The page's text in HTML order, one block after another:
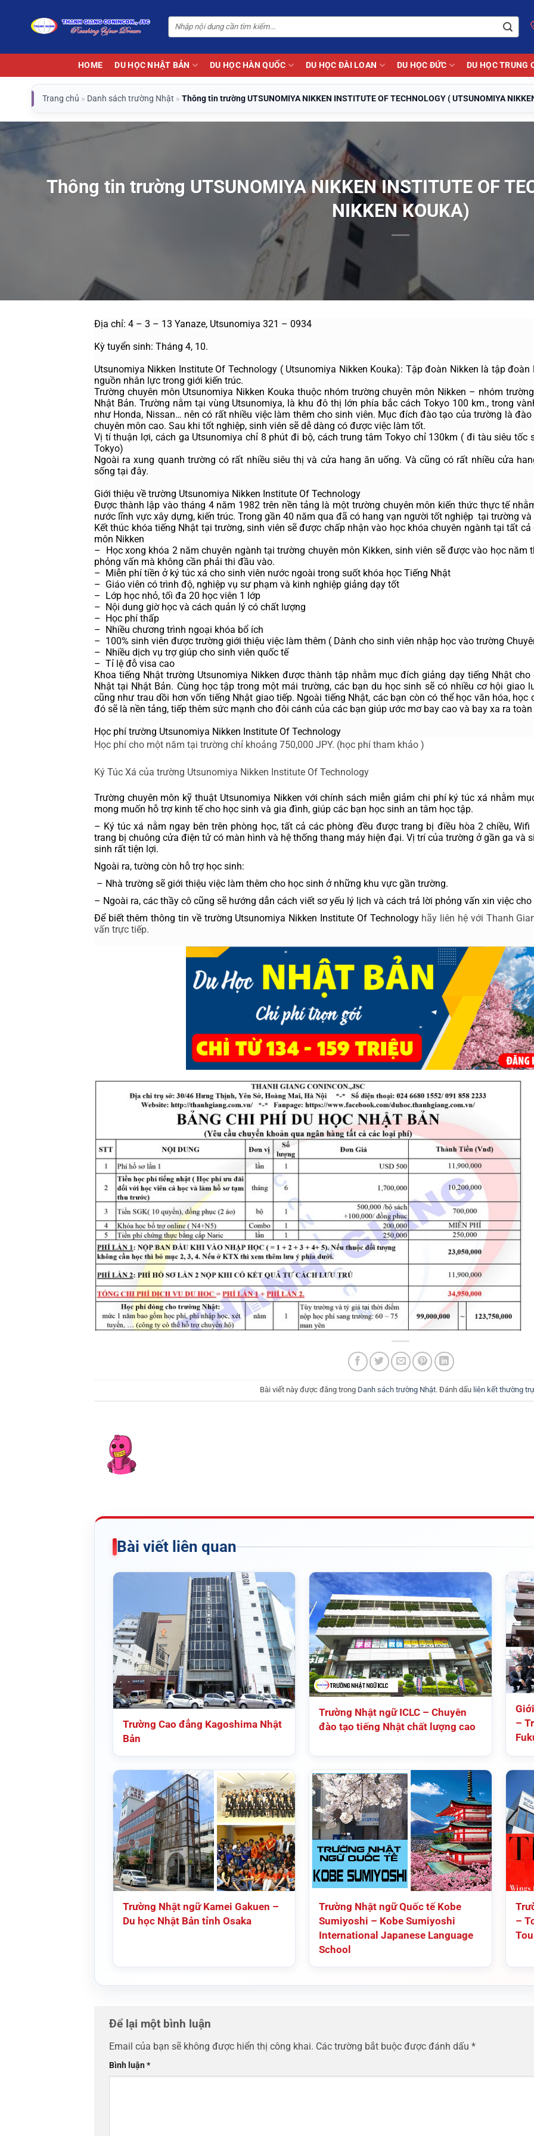
dung
HOME DU HỌC NHẬT BẢN DU HỌC HÀN QUỐC DU HỌC ĐÀI LOAN DU HỌC ĐỨC DU HỌC TRUNG
Trang chủ » Danh sách trường Nhật » Thông tin trường UTSUNOMIYA NIKKEN INSTITUTE OF TECHNOLOGY ( UTSUNOMIYA
Thông tin trường UTSUNOMIYA NIKKEN INSTITUTE OF
NIKKEN KOUKA)
Địa chỉ: 4 – 3 – 13 Yanaze, Utsunomiya 321 – 0934
Kỳ tuyển sinh: Tháng 4, 10.
Utsunomiya Nikken Institute Of Technology ( Utsunomiya Nikken Kouka): Tập đoàn Nikken là tập
nguồn nhân lực trong giới kiến trúc.
Trường chuyên môn Utsunomiya Nikken Kouka thuộc nhóm trường chuyên môn Nikken – nhóm
Nhật Bản. Trường nằm tại vùng Utsunomiya, là khu đô thị lớn phía bắc cách Tokyo 100 km., trong
như Honda, Nissan… nên có rất nhiều việc làm thêm cho sinh viên. Mục đích đào tạo của trường là
chuyên môn cao. Sau khi tốt nghiệp, sinh viên sẽ dễ dàng có được việc làm tốt.
Vị tí thuận lợi, cách ga Utsunomiya chỉ 8 phút đi bộ, cách trung tâm Tokyo chỉ 130km ( đi tàu siêu tốc
Tokyo)
Ngoài ra xung quanh trường có rất nhiều siêu thị và cửa hang ăn uống. Và cũng có rất nhiều cửa
sống tại đây.
Giới thiệu về trường Utsunomiya Nikken Institute Of Technology
Được thành lập vào tháng 4 năm 1982 trên nền tảng là một trường chuyên môn kiến thức thực tế
nước lĩnh vực xây dựng, kiến trúc. Trong gần 40 năm qua đã có hang vạn người tốt nghiệp  tại trường
Kết thúc khóa tiếng Nhật tại trường, sinh viên sẽ được chấp nhận vào học khóa chuyên ngành tại tất
môn Nikken
–  Học xong khóa 2 năm chuyên ngành tại trường chuyên môn Kikken, sinh viên sẽ được vào học
phỏng vấn mà không cần phải thi đầu vào.
–  Miễn phí tiền ở ký túc xá cho sinh viên nước ngoài trong suốt khóa học Tiếng Nhật
–  Giáo viên có trình độ, nghiệp vụ sư phạm và kinh nghiệp giảng dạy tốt
–  Lớp học nhỏ, tối đa 20 học viên 1 lớp
–  Nội dung giờ học và cách quản lý có chất lượng
–  Học phí thấp
–  Nhiều chương trình ngoại khóa bổ ích
–  100% sinh viên được trường giới thiệu việc làm thêm ( Dành cho sinh viên nhập học vào trường
–  Nhiều dịch vụ trợ giúp cho sinh viên quốc tế
–  Tỉ lệ đỗ visa cao
Khoa tiếng Nhật trường Utsunomiya Nikken được thành tập nhằm mục đích giảng dạy tiếng Nhật
Nhật tại Nhật Bản. Cùng học tập trong một mái trường, các bạn du học sinh sẽ có nhiều cơ hội giao
cũng như trau dồi hơn vốn tiếng Nhật giao tiếp. Ngoài tiếng Nhật, các bạn còn có thể học văn hóa,
đó sẽ là nền tảng, tiếp thêm sức mạnh cho đôi cánh của các bạn giúp ước mơ bay cao và bay xa ra toàn
Học phí trường Utsunomiya Nikken Institute Of Technology
Học phí cho một năm tại trường chỉ khoảng 750,000 JPY. (học phí tham khảo )
Ký Túc Xá của trường Utsunomiya Nikken Institute Of Technology
Trường chuyên môn kỹ thuật Utsunomiya Nikken với chính sách miễn giảm chi phí ký túc xá nhằm
mong muốn hỗ trợ kinh tế cho học sinh và gia đình, giúp các bạn học sinh an tâm học tập.
– Ký túc xá nằm ngay bên trên phòng học, tất cả các phòng đều được trang bị điều hòa 2 chiều, Wifi
trang bị chuông cửa điện tử có màn hình và hệ thống thang máy hiện đại. Vị trí của trường ở gần ga và
sinh rất tiện lợi.
Ngoài ra, tường còn hỗ trợ học sinh:
– Nhà trường sẽ giới thiệu việc làm thêm cho học sinh ở những khu vực gần trường.
– Ngoài ra, các thầy cô cũng sẽ hướng dẫn cách viết sơ yếu lý lịch và cách trả lời phỏng vấn xin việc
Để biết thêm thông tin về trường Utsunomiya Nikken Institute Of Technology hãy liên hệ với Thanh
vấn trực tiếp.
Bài viết này được đăng trong Danh sách trường Nhật. Đánh dấu liên kết thường
Bài viết liên quan
Trường Cao đẳng Kagoshima Nhật
Bản
Trường Nhật ngữ ICLC – Chuyên
đào tạo tiếng Nhật chất lượng cao
–
Trường Nhật ngữ Kamei Gakuen –
Du học Nhật Bản tỉnh Osaka
Trường Nhật ngữ Quốc tế Kobe
Sumiyoshi – Kobe Sumiyoshi
International Japanese Language
School
–
Để lại một bình luận
Email của bạn sẽ không được hiển thị công khai. Các trường bắt buộc được đánh dấu *
Bình luận*